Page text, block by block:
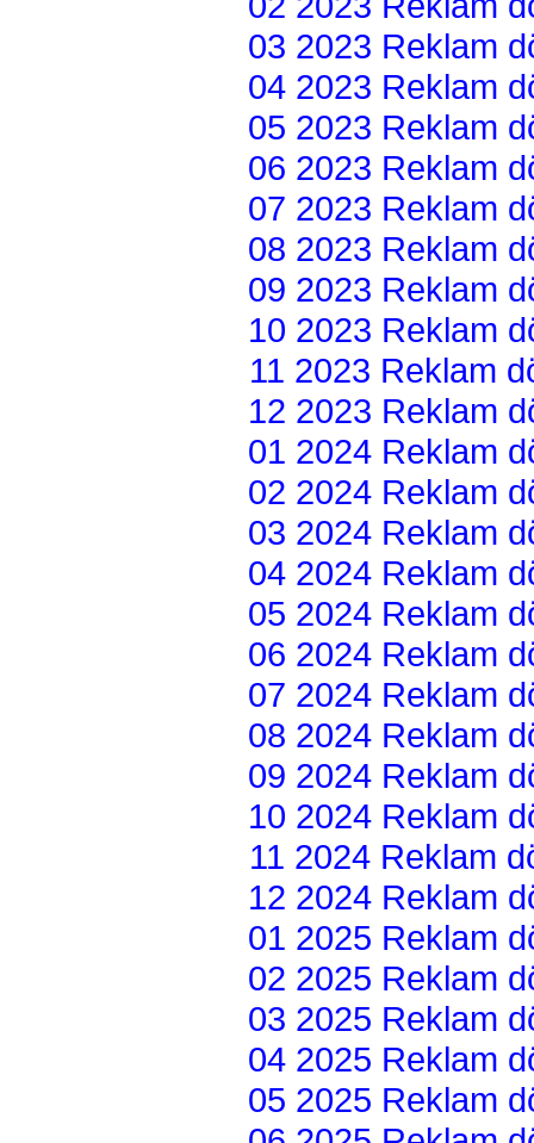
03 2023 Reklam
04 2023 Reklam
05 2023 Reklam
06 2023 Reklam
07 2023 Reklam
08 2023 Reklam
09 2023 Reklam
10 2023 Reklam
11 2023 Reklam
12 2023 Reklam
01 2024 Reklam
02 2024 Reklam
03 2024 Reklam
04 2024 Reklam
05 2024 Reklam
06 2024 Reklam
07 2024 Reklam
08 2024 Reklam
09 2024 Reklam
10 2024 Reklam
11 2024 Reklam
12 2024 Reklam
01 2025 Reklam
02 2025 Reklam
03 2025 Reklam
04 2025 Reklam
05 2025 Reklam